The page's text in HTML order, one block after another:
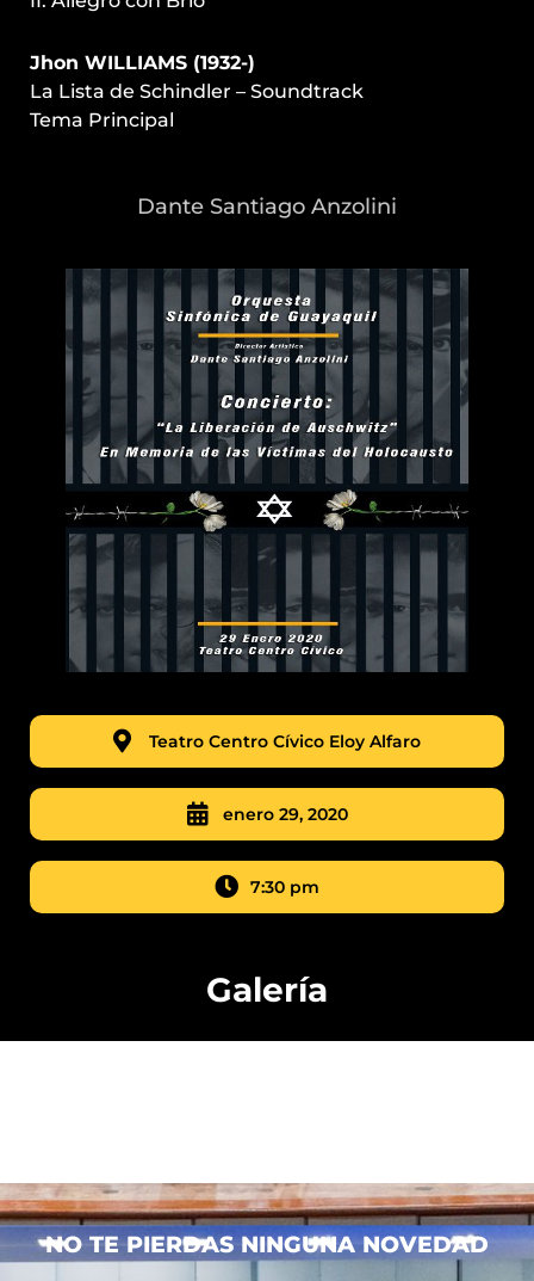
Jhon WILLIAMS (1932-)
La Lista de Schindler – Soundtrack
Tema Principal
Dante Santiago Anzolini
Teatro Centro Cívico Eloy Alfaro
enero 29, 2020
7:30 pm
Galería
NO TE PIERDAS NINGUNA NOVEDAD